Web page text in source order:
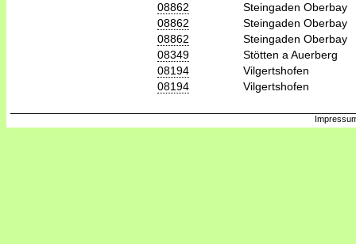
08862
Steingaden Oberbay
08862
Steingaden Oberbay
08862
Steingaden Oberbay
08349
Stötten a Auerberg
08194
Vilgertshofen
08194
Vilgertshofen